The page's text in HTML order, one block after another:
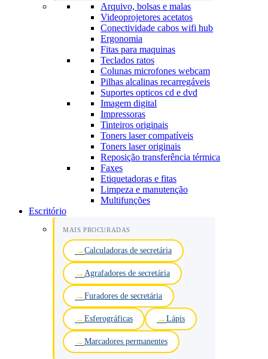
Arquivo, bolsas e malas
Videoprojetores acetatos
Conectividade cabos wifi hub
Ergonomia
Fitas para maquinas
Teclados ratos
Colunas microfones webcam
Pilhas alcalinas recarregáveis
Suportes opticos cd e dvd
Imagem digital
Impressoras
Tinteiros originais
Toners laser compatíveis
Toners laser originais
Reposição transferência térmica
Faxes
Etiquetadoras e fitas
Limpeza e manutenção
Multifunções
Escritório
MAIS PROCURADAS
Calculadoras de secretária
Agrafadores de secretária
Furadores de secretária
Esferográficas Lápis
Marcadores permanentes